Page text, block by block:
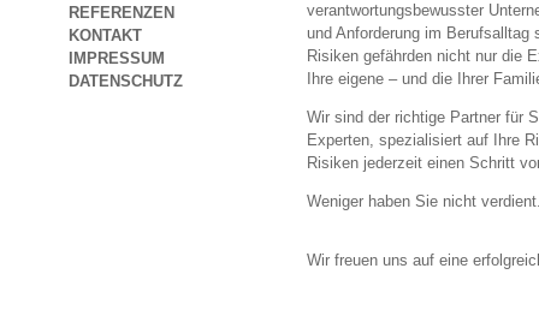
REFERENZEN
KONTAKT
IMPRESSUM
DATENSCHUTZ
verantwortungsbewusster
und Anforderung im Berufsalltag
Risiken gefährden nicht nur die
Ihre eigene – und die Ihrer
Wir sind der richtige Partner für
Experten, spezialisiert auf Ihre
Risiken jederzeit einen Schritt
Weniger haben Sie nicht
Wir freuen uns auf eine